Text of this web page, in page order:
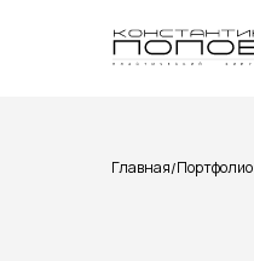
Главная/Портфолио